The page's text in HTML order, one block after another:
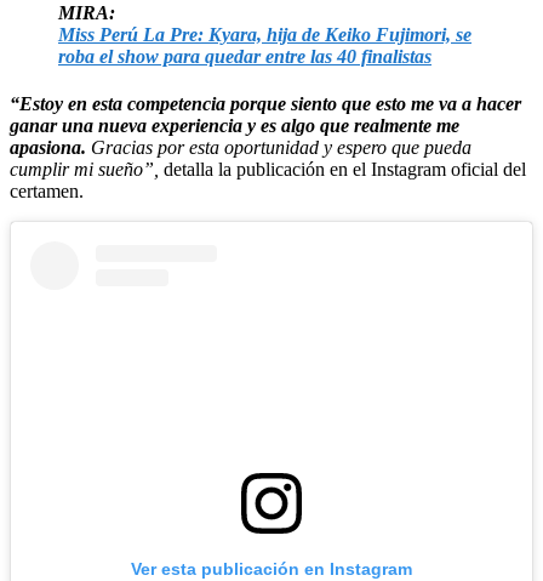
MIRA:
Miss Perú La Pre: Kyara, hija de Keiko Fujimori, se
roba el show para quedar entre las 40 finalistas
“Estoy en esta competencia porque siento que esto me va a hacer
ganar una nueva experiencia y es algo que realmente me
apasiona. Gracias por esta oportunidad y espero que pueda
cumplir mi sueño”, detalla la publicación en el Instagram oficial del
certamen.
Ver esta publicación en Instagram